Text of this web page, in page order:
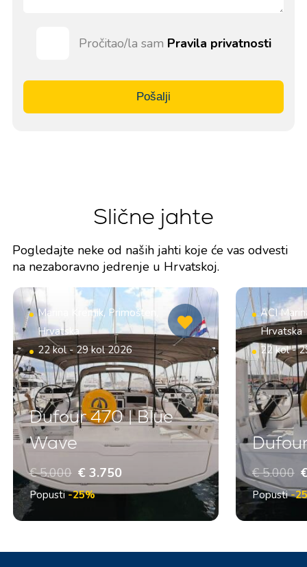
Pročitao/la sam Pravila privatnosti
Pošalji
Slične jahte
Pogledajte neke od naših jahti koje će vas odvesti
na nezaboravno jedrenje u Hrvatskoj.
Marina Kremik, Primošten,
Hrvatska
22 kol - 29 kol 2026
Dufour 470 | Blue
Wave
€ 5.000 € 3.750
Popusti-25%
ACI
Hrvatska
22 kol -
€ 5.000
Popusti-